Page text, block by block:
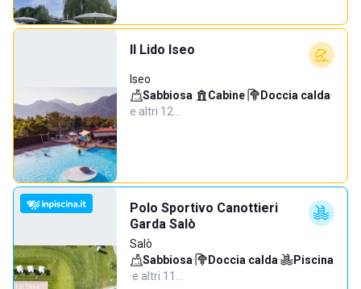
Il Lido Iseo
Iseo
Sabbiosa· Cabine· Doccia calda·
e altri 12…
Polo Sportivo Canottieri
Garda Salò
Salò
Sabbiosa· Doccia calda·
Piscina
·e altri 11…